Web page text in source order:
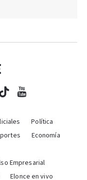
Política
Economía
Empresarial
Elonce en vivo